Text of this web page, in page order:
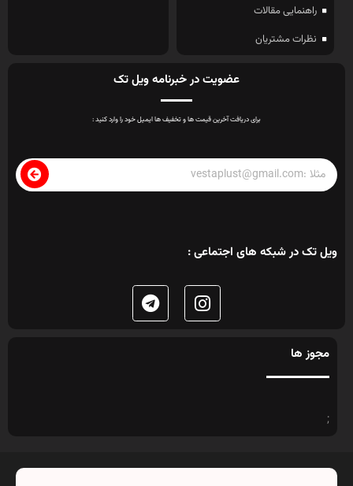
راهنمایی مقالات
نظرات مشتریان
عضویت در خبرنامه ویل تک
برای دریافت آخرین قیمت ها و تخفیف ها ایمیل خود را وارد کنید :
ویل تک در شبکه های اجتماعی :
مجوز ها
;